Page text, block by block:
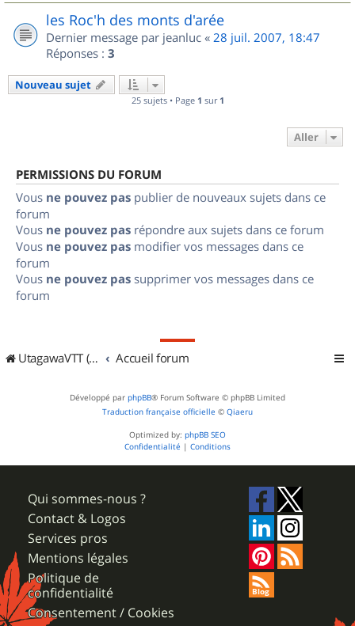
les Roc'h des monts d'arée
Dernier message par jeanluc « 28 juil. 2007, 18:47
Réponses : 3
Nouveau sujet
25 sujets • Page 1 sur 1
Aller
PERMISSIONS DU FORUM
Vous ne pouvez pas publier de nouveaux sujets dans ce
forum
Vous ne pouvez pas répondre aux sujets dans ce forum
Vous ne pouvez pas modifier vos messages dans ce
forum
Vous ne pouvez pas supprimer vos messages dans ce
forum
UtagawaVTT (Randos VTT et VTTAE avec traces GPS) Accueil forum
Développé par phpBB® Forum Software © phpBB Limited
Traduction française officielle © Qiaeru
Optimized by: phpBB SEO
Confidentialité | Conditions
Qui sommes-nous ?
Contact & Logos
Services pros
Mentions légales
Politique de
confidentialité
Consentement / Cookies